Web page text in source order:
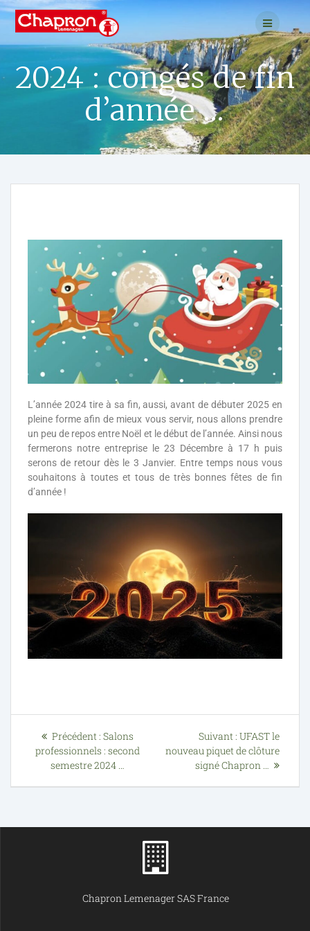
2024 : congés de fin
d’année …
L’année 2024 tire à sa fin, aussi, avant de débuter 2025 en
pleine forme afin de mieux vous servir, nous allons prendre
un peu de repos entre Noël et le début de l’année. Ainsi nous
fermerons notre entreprise le 23 Décembre à 17 h puis
serons de retour dès le 3 Janvier. Entre temps nous vous
souhaitons à toutes et tous de très bonnes fêtes de fin
d’année !
Précédent : Salons
professionnels : second
semestre 2024 …
Suivant : UFAST le
nouveau piquet de clôture
signé Chapron …
Chapron Lemenager SAS France